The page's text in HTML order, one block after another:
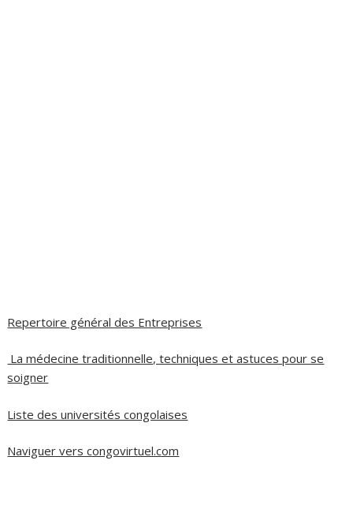
Repertoire général des Entreprises
La médecine traditionnelle, techniques et astuces pour se
soigner
Liste des universités congolaises
Naviguer vers congovirtuel.com